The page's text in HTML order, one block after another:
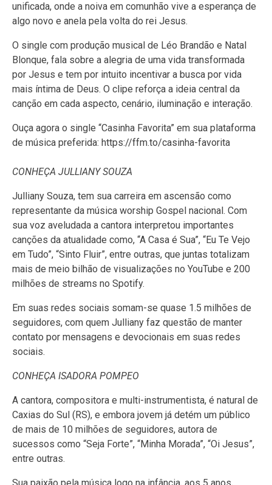
unificada, onde a noiva em comunhão vive a esperança de
algo novo e anela pela volta do rei Jesus.
O single com produção musical de Léo Brandão e Natal
Blonque, fala sobre a alegria de uma vida transformada
por Jesus e tem por intuito incentivar a busca por vida
mais íntima de Deus. O clipe reforça a ideia central da
canção em cada aspecto, cenário, iluminação e interação.
Ouça agora o single “Casinha Favorita” em sua plataforma
de música preferida: https://ffm.to/casinha-favorita
CONHEÇA JULLIANY SOUZA
Julliany Souza, tem sua carreira em ascensão como
representante da música worship Gospel nacional. Com
sua voz aveludada a cantora interpretou importantes
canções da atualidade como, “A Casa é Sua”, “Eu Te Vejo
em Tudo”, “Sinto Fluir”, entre outras, que juntas totalizam
mais de meio bilhão de visualizações no YouTube e 200
milhões de streams no Spotify.
Em suas redes sociais somam-se quase 1.5 milhões de
seguidores, com quem Julliany faz questão de manter
contato por mensagens e devocionais em suas redes
sociais.
CONHEÇA ISADORA POMPEO
A cantora, compositora e multi-instrumentista, é natural de
Caxias do Sul (RS), e embora jovem já detém um público
de mais de 10 milhões de seguidores, autora de
sucessos como “Seja Forte”, “Minha Morada”, “Oi Jesus”,
entre outras.